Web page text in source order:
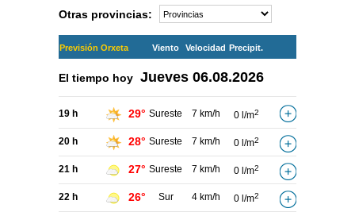
Otras provincias:
Previsión Orxeta Viento Velocidad Precipit.
El tiempo hoy Jueves 06.08.2026
19 h 29° Sureste 7 km/h 0 l/m2
20 h 28° Sureste 7 km/h 0 l/m2
21 h 27° Sureste 7 km/h 0 l/m2
22 h 26° Sur 4 km/h 0 l/m2